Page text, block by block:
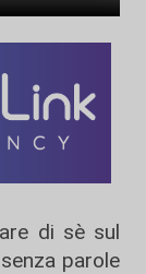
di sè sul
parole